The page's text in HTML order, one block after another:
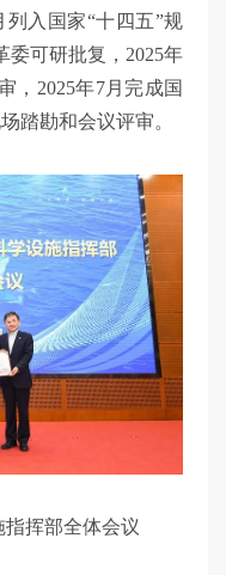
列入国家“十四五”规
委可研批复，2025年
，2025年7月完成国
踏勘和会议评审。
挥部全体会议